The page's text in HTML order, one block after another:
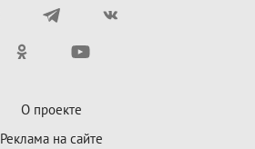
О проекте
Реклама на сайте